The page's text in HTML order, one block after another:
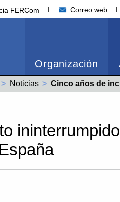
FERCom Correo web
Organización
Noticias Actual:
Cinco años de incremento